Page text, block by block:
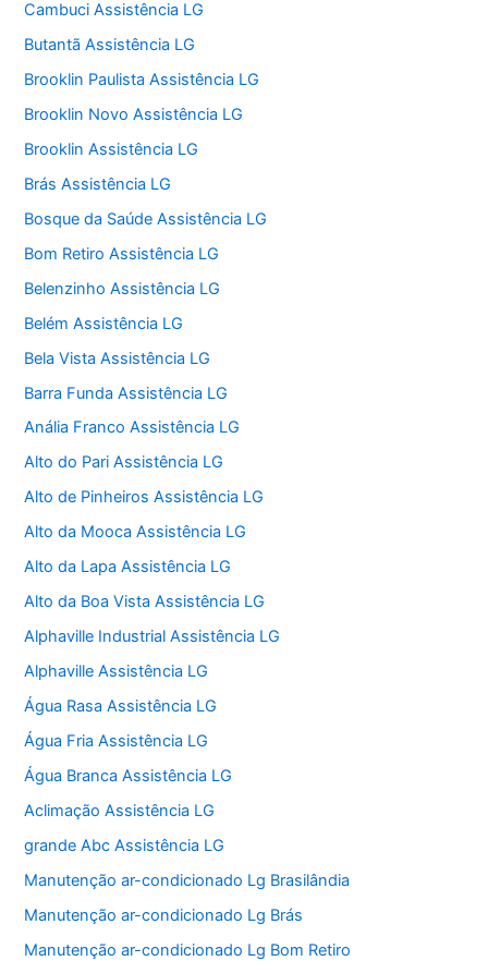
Cambuci Assistência LG
Butantã Assistência LG
Brooklin Paulista Assistência LG
Brooklin Novo Assistência LG
Brooklin Assistência LG
Brás Assistência LG
Bosque da Saúde Assistência LG
Bom Retiro Assistência LG
Belenzinho Assistência LG
Belém Assistência LG
Bela Vista Assistência LG
Barra Funda Assistência LG
Anália Franco Assistência LG
Alto do Pari Assistência LG
Alto de Pinheiros Assistência LG
Alto da Mooca Assistência LG
Alto da Lapa Assistência LG
Alto da Boa Vista Assistência LG
Alphaville Industrial Assistência LG
Alphaville Assistência LG
Água Rasa Assistência LG
Água Fria Assistência LG
Água Branca Assistência LG
Aclimação Assistência LG
grande Abc Assistência LG
Manutenção ar-condicionado Lg Brasilândia
Manutenção ar-condicionado Lg Brás
Manutenção ar-condicionado Lg Bom Retiro